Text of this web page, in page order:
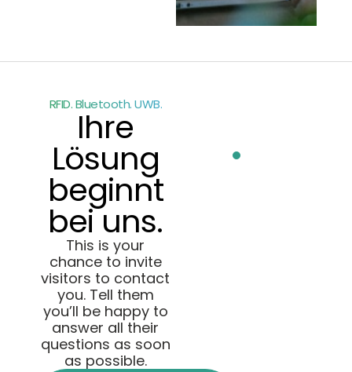
RFID. Bluetooth. UWB.
Ihre
Lösung
beginnt
bei uns.
This is your
chance to invite
visitors to contact
you. Tell them
you’ll be happy to
answer all their
questions as soon
as possible.